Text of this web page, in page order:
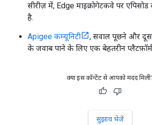
सीरीज़ में, Edge माइक्रोगेटकवे पर
है.
Apigee कम्यूनिटी
, सवाल पूछने और
के जवाब पाने के लिए एक बेहतरीन
क्या इस कॉन्टेंट से आपको मदद
सुझाव भेजें